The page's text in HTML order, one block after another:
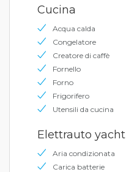
Cucina
Acqua calda
Congelatore
Creatore di caffè
Fornello
Forno
Frigorifero
Utensili da cucina
Elettrauto yacht
Aria condizionata
Carica batterie